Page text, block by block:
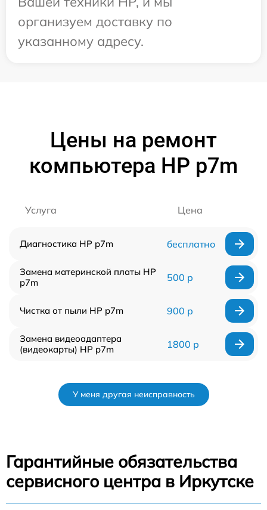
организуем доставку по
указанному адресу.
Цены на ремонт
компьютера HP p7m
Услуга Цена
Диагностика HP p7m бесплатно
Замена материнской платы HP
p7m
500 р
Чистка от пыли HP p7m 900 р
Замена видеоадаптера
(видеокарты) HP p7m
1800 р
У меня другая неисправность
Гарантийные обязательства
сервисного центра в Иркутске